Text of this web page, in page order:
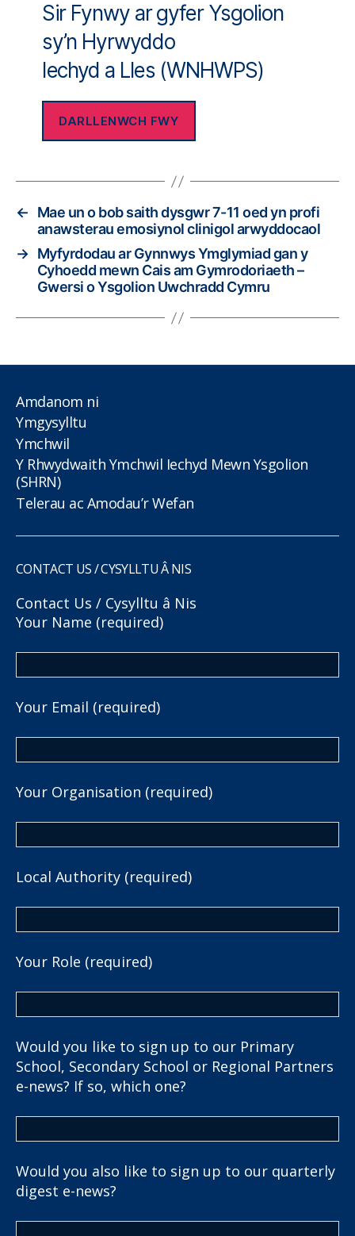
Sir Fynwy ar gyfer Ysgolion
sy’n Hyrwyddo
Iechyd a Lles (WNHWPS)
DARLLENWCH FWY
←
Mae un o bob saith dysgwr 7-11 oed yn profi
anawsterau emosiynol clinigol arwyddocaol
→ Myfyrdodau ar Gynnwys Ymglymiad gan y
Cyhoedd mewn Cais am Gymrodoriaeth –
Gwersi o Ysgolion Uwchradd Cymru
Amdanom ni
Ymgysylltu
Ymchwil
Y Rhwydwaith Ymchwil Iechyd Mewn Ysgolion
(SHRN)
Telerau ac Amodau’r Wefan
CONTACT US / CYSYLLTU Â NIS
Contact Us / Cysylltu â Nis
Your Name (required)
Your Email (required)
Your Organisation (required)
Local Authority (required)
Your Role (required)
Would you like to sign up to our Primary
School, Secondary School or Regional Partners
e-news? If so, which one?
Would you also like to sign up to our quarterly
digest e-news?